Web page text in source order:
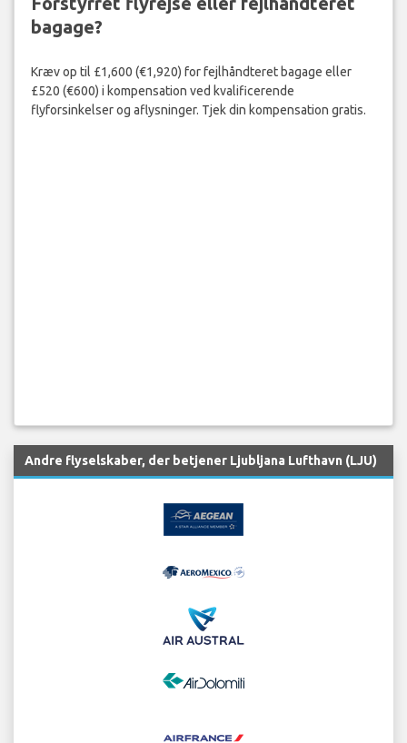
bagage?
Kræv op til £1,600 (€1,920) for fejlhåndteret bagage eller
£520 (€600) i kompensation ved kvalificerende
flyforsinkelser og aflysninger. Tjek din kompensation gratis.
Andre flyselskaber, der betjener Ljubljana Lufthavn (LJU)